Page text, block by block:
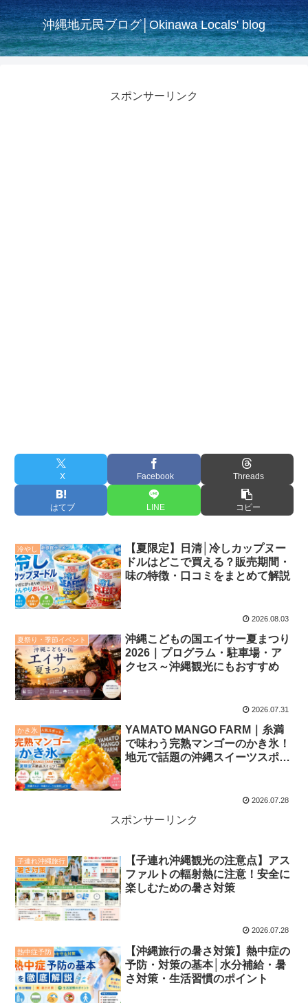
沖縄地元民ブログ│Okinawa Locals' blog
スポンサーリンク
X Facebook Threads
はてブ LINE コピー
冷やし
【夏限定】日清│冷しカップヌー
ドルはどこで買える？販売期間・
味の特徴・口コミをまとめて解説
2026.08.03
夏祭り・季節イベント
沖縄こどもの国エイサー夏まつり
2026｜プログラム・駐車場・ア
クセス～沖縄観光にもおすすめ
2026.07.31
かき氷
YAMATO MANGO FARM｜糸満
で味わう完熟マンゴーのかき氷！
地元で話題の沖縄スイーツスポッ
2026.07.28
スポンサーリンク
子連れ沖縄旅行
【子連れ沖縄観光の注意点】アス
ファルトの輻射熱に注意！安全に
楽しむための暑さ対策
2026.07.28
熱中症予防
【沖縄旅行の暑さ対策】熱中症の
予防・対策の基本│水分補給・暑
さ対策・生活習慣のポイント